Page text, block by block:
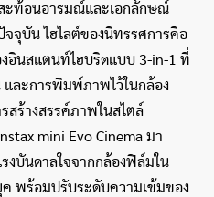
สะท้อนอารมณ์และเอกลักษณ์
จุบัน ไฮไลต์ของนิทรรศการคือ
งอินสแตนท์ไฮบริดแบบ 3-in-1 ที่
และการพิมพ์ภาพไว้ในกล้อง
สร้างสรรค์ภาพในสไตล์
mini Evo Cinema มา
งบันดาลใจจากกล้องฟิล์มใน
ค พร้อมปรับระดับความเข้มของ